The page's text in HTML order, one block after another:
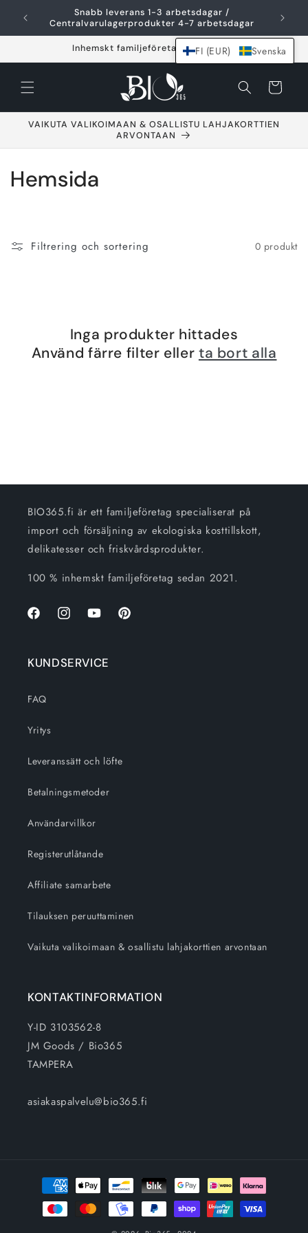
Hoppa över och
gå till innehållet
Snabb leverans 1-3 arbetsdagar /
Centralvarulagerprodukter 4-7 arbetsdagar
Inhemskt familjeföretag sedan 2021
Varukorg
VAIKUTA VALIKOIMAAN & OSALLISTU LAHJAKORTTIEN
ARVONTAAN
S
Hemsida
Filtrering och sortering 0 produkt
Inga produkter hittades
Använd färre filter eller ta bort alla
BIO365.fi är ett familjeföretag specialiserat på
import och försäljning av ekologiska kosttillskott,
delikatesser och friskvårdsprodukter.
100 % inhemskt familjeföretag sedan 2021.
FacebookInstagramYoutubePinterest
KUNDSERVICE
FAQ
Yritys
Leveranssätt och löfte
Betalningsmetoder
Användarvillkor
Registerutlåtande
Affiliate samarbete
Tilauksen peruuttaminen
Vaikuta valikoimaan & osallistu lahjakorttien arvontaan
KONTAKTINFORMATION
Y-ID 3103562-8
JM Goods / Bio365
TAMPERA
asiakaspalvelu@bio365.fi
Betalningsmetoder
FI (EUR) Svenska